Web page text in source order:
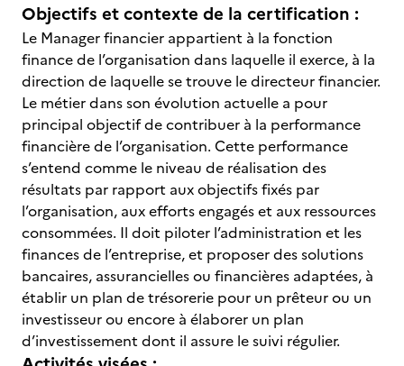
Objectifs et contexte de la certification :
Le Manager financier appartient à la fonction
finance de l’organisation dans laquelle il exerce, à la
direction de laquelle se trouve le directeur financier.
Le métier dans son évolution actuelle a pour
principal objectif de contribuer à la performance
financière de l’organisation. Cette performance
s’entend comme le niveau de réalisation des
résultats par rapport aux objectifs fixés par
l’organisation, aux efforts engagés et aux ressources
consommées. Il doit piloter l’administration et les
finances de l’entreprise, et proposer des solutions
bancaires, assurancielles ou financières adaptées, à
établir un plan de trésorerie pour un prêteur ou un
investisseur ou encore à élaborer un plan
d’investissement dont il assure le suivi régulier.